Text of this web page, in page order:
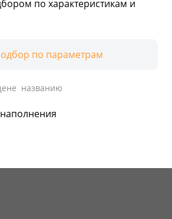
по характеристикам и
по параметрам
названию